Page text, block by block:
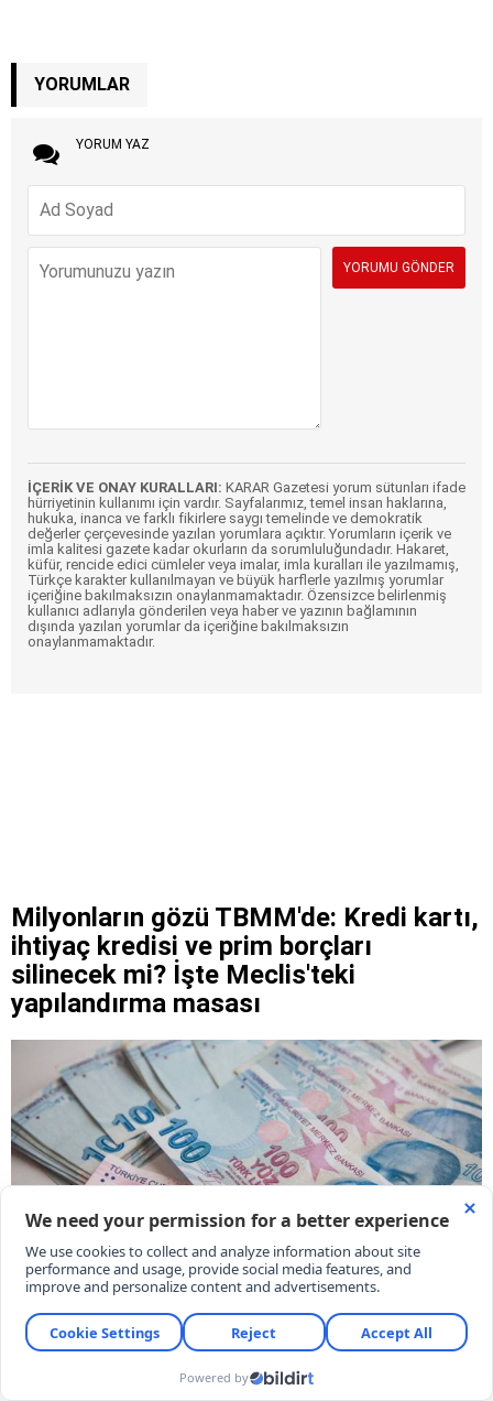
YORUMLAR
YORUM YAZ
İÇERİK VE ONAY KURALLARI: KARAR Gazetesi yorum sütunları ifade
hürriyetinin kullanımı için vardır. Sayfalarımız, temel insan haklarına,
hukuka, inanca ve farklı fikirlere saygı temelinde ve demokratik
değerler çerçevesinde yazılan yorumlara açıktır. Yorumların içerik ve
imla kalitesi gazete kadar okurların da sorumluluğundadır. Hakaret,
küfür, rencide edici cümleler veya imalar, imla kuralları ile yazılmamış,
Türkçe karakter kullanılmayan ve büyük harflerle yazılmış yorumlar
içeriğine bakılmaksızın onaylanmamaktadır. Özensizce belirlenmiş
kullanıcı adlarıyla gönderilen veya haber ve yazının bağlamının
dışında yazılan yorumlar da içeriğine bakılmaksızın
onaylanmamaktadır.
Milyonların gözü TBMM'de: Kredi kartı,
ihtiyaç kredisi ve prim borçları
silinecek mi? İşte Meclis'teki
yapılandırma masası
TBMM'nin tatile girmesine sayılı günler kala,
ilgilendiren kredi kartı faizlerinin silinmesi ile